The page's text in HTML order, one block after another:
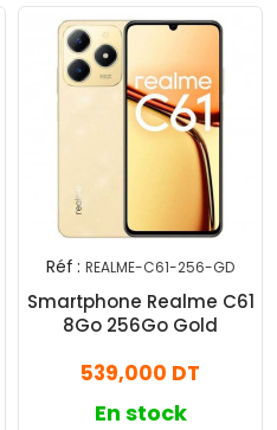
Réf : REALME-C61-256-GD
Smartphone Realme C61
8Go 256Go Gold
539,000 DT
En stock